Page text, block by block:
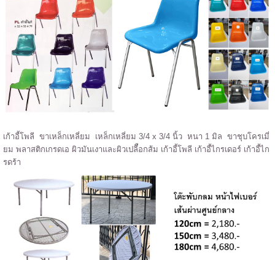
เก้าอี้โพลี ขาเหล็กเหลี่ยม เหล็กเหลี่ยม 3/4 x 3/4 นิ้ว หนา 1 มิล ขาชุบโครเมี่
ยม พลาสติกเกรดเอ ผิวมันเงาและผิวเปลีือกส้ม เก้าอี้โพลี เก้าอี้ไกรเดอร์ เก้าอี้ไก
รดร้า